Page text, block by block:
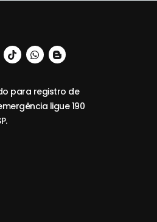
para registro de
ligue 190